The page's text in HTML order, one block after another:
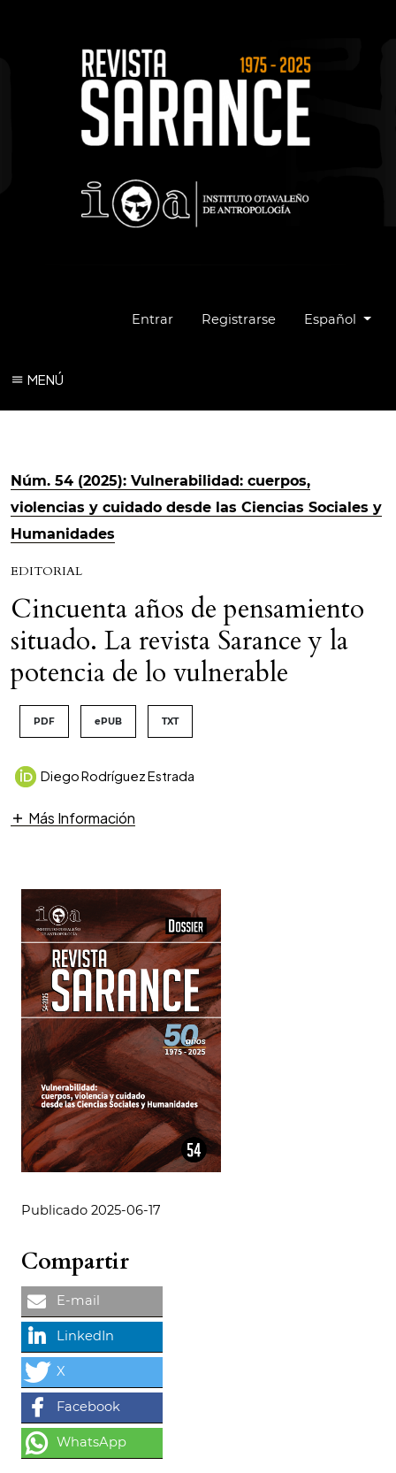
Entrar Registrarse Cambiar el
Español
MENÚ
Núm. 54 (2025): Vulnerabilidad: cuerpos,
violencias y cuidado desde las Ciencias Sociales y
Humanidades
EDITORIAL
Cincuenta años de pensamiento
situado. La revista Sarance y la
potencia de lo vulnerable
PDF ePUB TXT
Diego Rodríguez Estrada
Más Información
Publicado 2025-06-17
Compartir